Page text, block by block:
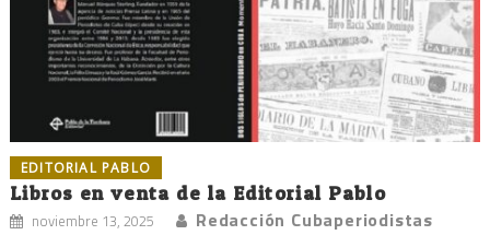
EDITORIAL PABLO
Libros en venta de la Editorial Pablo
noviembre 13, 2025 Redacción Cubaperiodistas